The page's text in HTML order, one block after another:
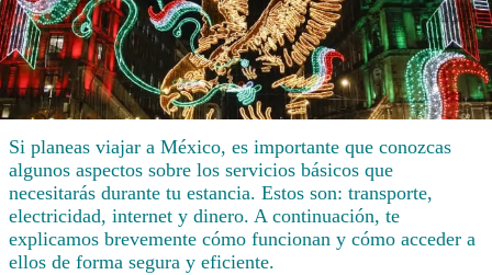
Si planeas viajar a México, es importante que conozcas
algunos aspectos sobre los servicios básicos que
necesitarás durante tu estancia. Estos son: transporte,
electricidad, internet y dinero. A continuación, te
explicamos brevemente cómo funcionan y cómo acceder a
ellos de forma segura y eficiente.